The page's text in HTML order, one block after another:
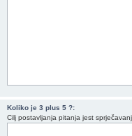
Koliko je 3 plus 5 ?:
Cilj postavljanja pitanja jest